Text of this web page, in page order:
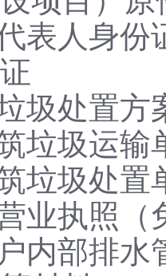
表人身
圾处置方
垃圾运输
垃圾处置
业执照（
内部排